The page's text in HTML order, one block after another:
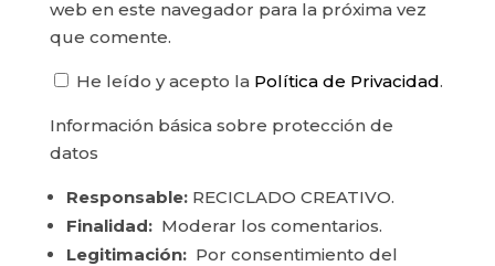
web en este navegador para la próxima vez
que comente.
He leído y acepto la Política de Privacidad.
Información básica sobre protección de
datos
Responsable:RECICLADO CREATIVO.
Finalidad:Moderar los comentarios.
Legitimación:Por consentimiento del